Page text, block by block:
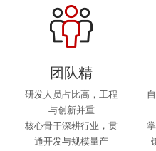
团队精
研发人员占比高，工程
与创新并重
核心骨干深耕行业，贯
通开发与规模量产